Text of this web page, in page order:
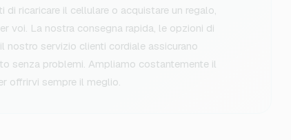
di ricaricare il cellulare o acquistare un regalo,
voi. La nostra consegna rapida, le opzioni di
nostro servizio clienti cordiale assicurano
senza problemi. Ampliamo costantemente il
offrirvi sempre il meglio.